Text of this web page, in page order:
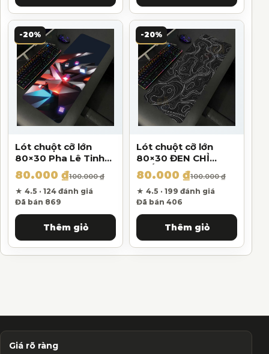
-20%
Lót chuột cỡ lớn
80×30 Pha Lê Tinh
Thể Dày 3mm
100.000₫
Giá gốc là: 100.000 ₫.
80.000 ₫
Giá hiện tại là: 80.000 ₫.
★ 4.5 · 124 đánh giá
Đã bán 869
Thêm giỏ
-20%
Lót chuột cỡ lớn
80×30 ĐEN CHỈ
TRẮNG Dày 3mm
100.000₫
Giá gốc là: 100.000 ₫.
80.000 ₫
Giá hiện tại là: 80.000 ₫.
★ 4.5 · 199 đánh giá
Đã bán 406
Thêm giỏ
Giá rõ ràng